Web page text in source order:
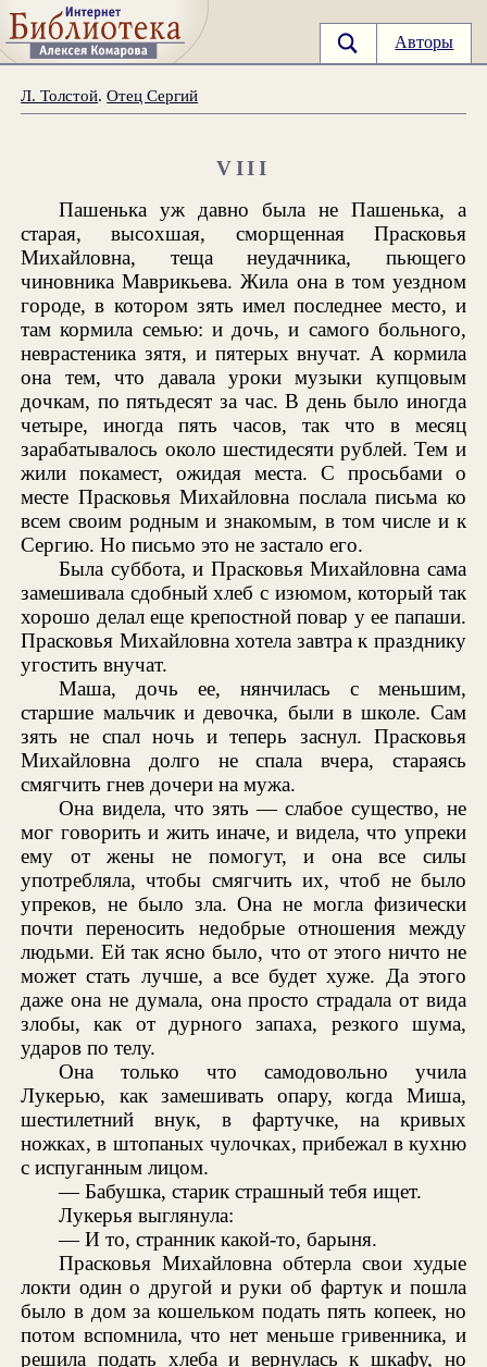
Авторы
Л. Толстой.Отец Сергий
VIII
Пашенька уж давно была не Пашенька, а
старая, высохшая, сморщенная Прасковья
Михайловна, теща неудачника, пьющего
чиновника Маврикьева. Жила она в том уездном
городе, в котором зять имел последнее место, и
там кормила семью: и дочь, и самого больного,
неврастеника зятя, и пятерых внучат. А кормила
она тем, что давала уроки музыки купцовым
дочкам, по пятьдесят за час. В день было иногда
четыре, иногда пять часов, так что в месяц
зарабатывалось около шестидесяти рублей. Тем и
жили покамест, ожидая места. С просьбами о
месте Прасковья Михайловна послала письма ко
всем своим родным и знакомым, в том числе и к
Сергию. Но письмо это не застало его.
Была суббота, и Прасковья Михайловна сама
замешивала сдобный хлеб с изюмом, который так
хорошо делал еще крепостной повар у ее папаши.
Прасковья Михайловна хотела завтра к празднику
угостить внучат.
Маша, дочь ее, нянчилась с меньшим,
старшие мальчик и девочка, были в школе. Сам
зять не спал ночь и теперь заснул. Прасковья
Михайловна долго не спала вчера, стараясь
смягчить гнев дочери на мужа.
Она видела, что зять — слабое существо, не
мог говорить и жить иначе, и видела, что упреки
ему от жены не помогут, и она все силы
употребляла, чтобы смягчить их, чтоб не было
упреков, не было зла. Она не могла физически
почти переносить недобрые отношения между
людьми. Ей так ясно было, что от этого ничто не
может стать лучше, а все будет хуже. Да этого
даже она не думала, она просто страдала от вида
злобы, как от дурного запаха, резкого шума,
ударов по телу.
Она только что самодовольно учила
Лукерью, как замешивать опару, когда Миша,
шестилетний внук, в фартучке, на кривых
ножках, в штопаных чулочках, прибежал в кухню
с испуганным лицом.
— Бабушка, старик страшный тебя ищет.
Лукерья выглянула:
— И то, странник какой-то, барыня.
Прасковья Михайловна обтерла свои худые
локти один о другой и руки об фартук и пошла
было в дом за кошельком подать пять копеек, но
потом вспомнила, что нет меньше гривенника, и
решила подать хлеба и вернулась к шкафу, но